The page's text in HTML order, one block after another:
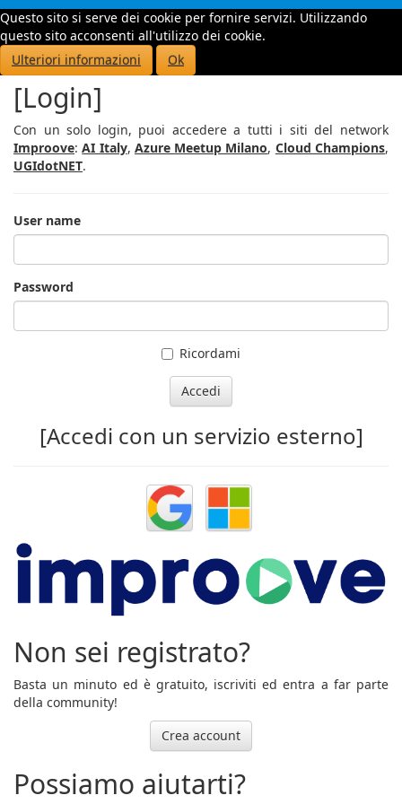
Questo sito si serve dei cookie per fornire servizi. Utilizzando
questo sito acconsenti all'utilizzo dei cookie.
Ulteriori informazioni
Ok
Toggle
[Login]
Con un solo login, puoi accedere a tutti i siti del network
Improove:AI Italy, Azure Meetup Milano, Cloud Champions,
UGIdotNET.
User name
Password
Ricordami
Accedi
[Accedi con un servizio esterno]
Non sei registrato?
Basta un minuto ed è gratuito, iscriviti ed entra a far parte
della community!
Crea account
Possiamo aiutarti?